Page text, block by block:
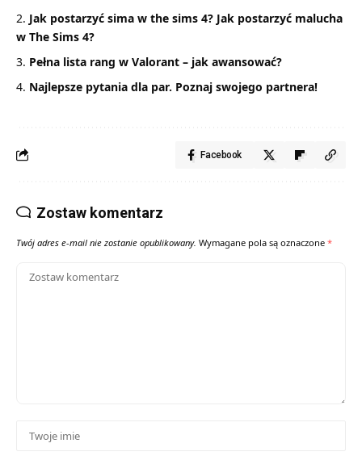
Jak postarzyć sima w the sims 4? Jak postarzyć malucha
w The Sims 4?
Pełna lista rang w Valorant – jak awansować?
Najlepsze pytania dla par. Poznaj swojego partnera!
Facebook
Zostaw komentarz
Twój adres e-mail nie zostanie opublikowany. Wymagane pola są oznaczone *